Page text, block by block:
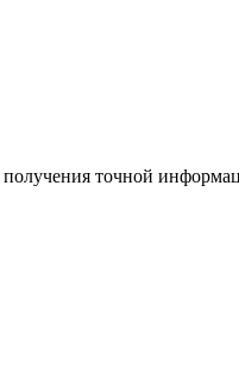
точной